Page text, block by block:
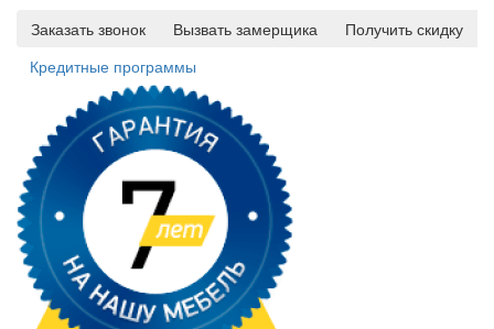
Заказать звонок
Вызвать замерщика
Получить скидку
Кредитные программы